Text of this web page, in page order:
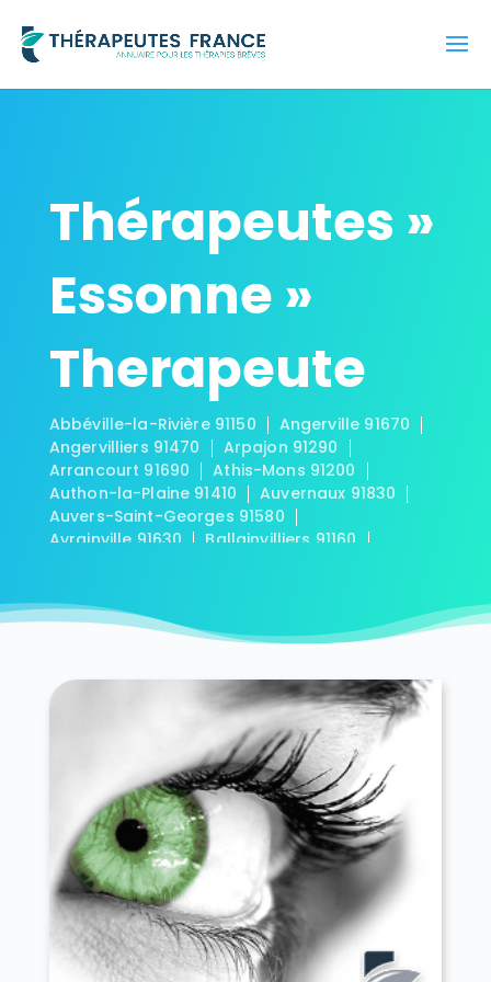
Thérapeutes »
Essonne »
Therapeute
Abbéville-la-Rivière 91150
Angerville 91670
Angervilliers 91470
Arpajon 91290
Arrancourt 91690
Athis-Mons 91200
Authon-la-Plaine 91410
Auvernaux 91830
Auvers-Saint-Georges 91580
Avrainville 91630
Ballainvilliers 91160
Boigneville 91720
Boissy-la-Rivière 91690
Boissy-sous-Saint-Yon 91790
Bondoufle 91070
Boullay-les-Troux 91470
Boussy-Saint-Antoine 91800
Boutervilliers 91150
Boutigny-sur-Essonne 91820
Bouville 91880
Brétigny-sur-Orge 91220
Breuillet 91650
Breux-Jouy 91650
Brières-les-Scellés 91150
Briis-sous-Forges 91640
Brouy 91150
Brunoy 91800
Bruyères-le-Châtel 91680
Buno-Bonnevaux 91720
Bures-sur-Yvette 91440
Cerny 91590
Chalo-Saint-Mars 91780
Chalou-Moulineux 91740